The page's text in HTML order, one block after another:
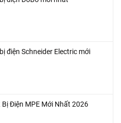
điện Schneider Electric mới
Bị Điện MPE Mới Nhất 2026